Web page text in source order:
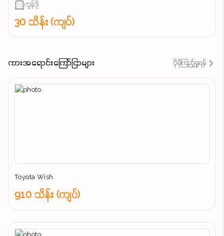
ကွန်ဒို
30 သိန်း (ကျပ်)
ကားအရောင်းကြော်ငြာများ ပိုမိုကြည့်ရှုရန်
Toyota Wish
910 သိန်း (ကျပ်)